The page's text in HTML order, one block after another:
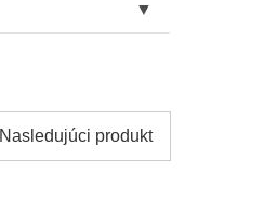
Nasledujúci produkt